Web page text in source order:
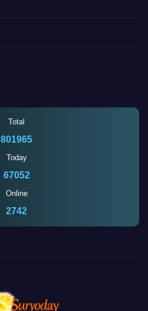
Total
801965
Today
67052
Online
2742